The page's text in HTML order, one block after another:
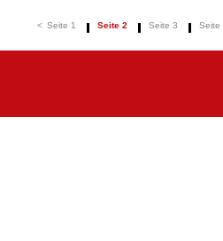
< Seite 1 Seite 2 Seite 3 Seite